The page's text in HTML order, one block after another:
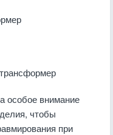
особое внимание
чтобы
при